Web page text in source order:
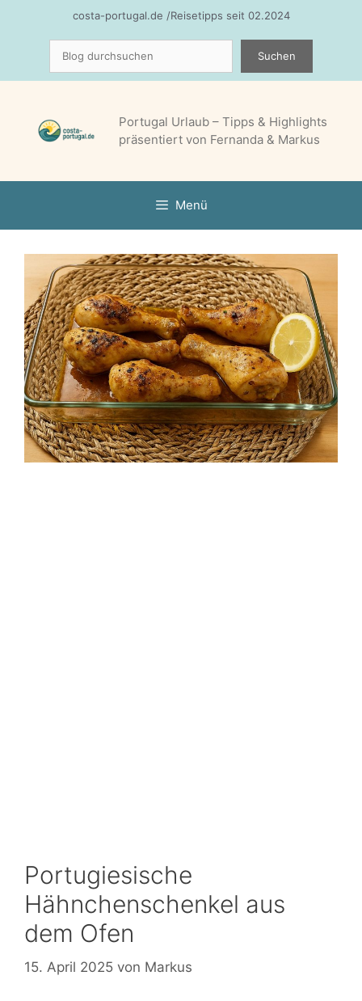
costa-portugal.de /Reisetipps seit 02.2024
Suchen
Portugal Urlaub – Tipps & Highlights
präsentiert von Fernanda & Markus
Menü
Portugiesische
Hähnchenschenkel aus
dem Ofen
15. April 2025 von Markus